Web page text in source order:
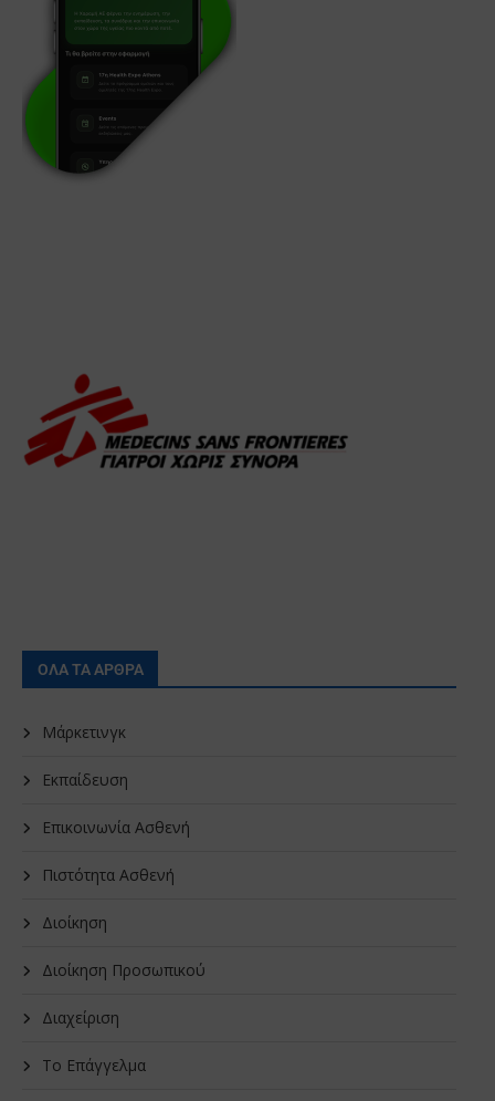
ΟΛΑ ΤΑ ΑΡΘΡΑ
Μάρκετινγκ
Εκπαίδευση
Επικοινωνία Ασθενή
Πιστότητα Ασθενή
Διοίκηση
Διοίκηση Προσωπικού
Διαχείριση
Το Επάγγελμα